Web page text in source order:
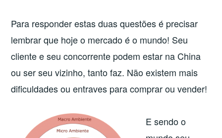
Para responder estas duas questões é precisar
lembrar que hoje o mercado é o mundo! Seu
cliente e seu concorrente podem estar na China
ou ser seu vizinho, tanto faz. Não existem mais
dificuldades ou entraves para comprar ou vender!
E sendo o